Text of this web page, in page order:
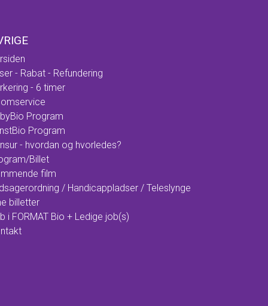
- Rabat - Refundering
- 6 timer
Program
Program
- hvordan og hvorledes?
Billet
film
/ Handicappladser / Teleslynge
billetter
i FORMAT Bio + Ledige job(s)